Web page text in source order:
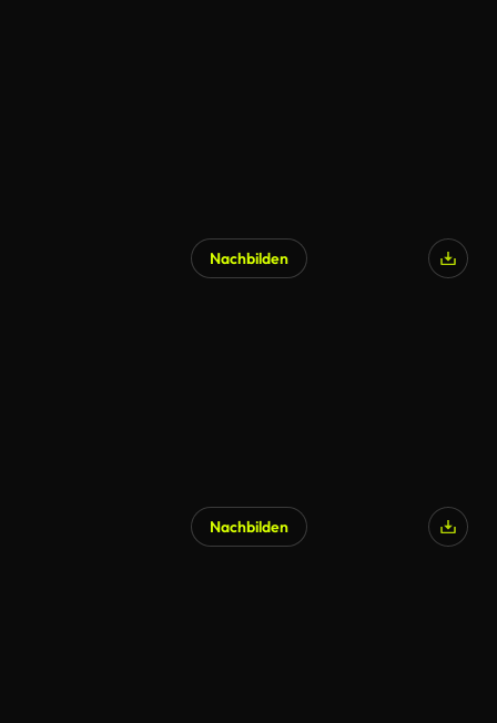
Nachbilden
Nachbilden